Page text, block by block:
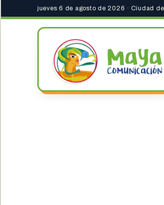
jueves 6 de agosto de 2026 · Ciudad